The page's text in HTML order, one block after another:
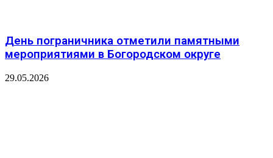
День пограничника отметили памятными
мероприятиями в Богородском округе
29.05.2026